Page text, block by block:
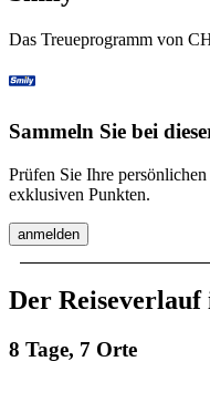
Das Treueprogramm von
Sammeln Sie bei
Prüfen Sie Ihre
exklusiven Punkten.
anmelden
Der
8 Tage, 7 Orte